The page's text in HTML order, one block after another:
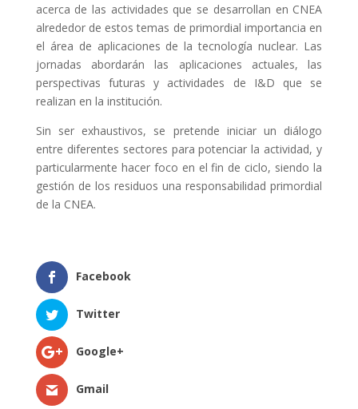
acerca de las actividades que se desarrollan en CNEA
alrededor de estos temas de primordial importancia en
el área de aplicaciones de la tecnología nuclear. Las
jornadas abordarán las aplicaciones actuales, las
perspectivas futuras y actividades de I&D que se
realizan en la institución.
Sin ser exhaustivos, se pretende iniciar un diálogo
entre diferentes sectores para potenciar la actividad, y
particularmente hacer foco en el fin de ciclo, siendo la
gestión de los residuos una responsabilidad primordial
de la CNEA.
Facebook
Twitter
Google+
Gmail